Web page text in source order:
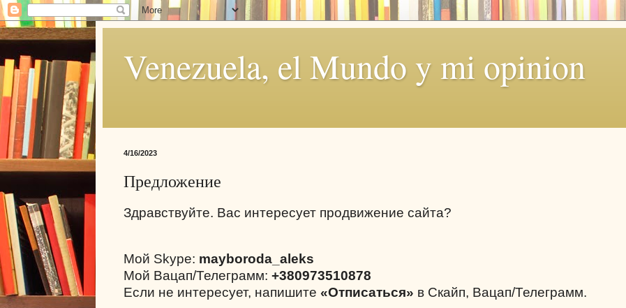
Venezuela, el Mundo y mi opinion
4/16/2023
Предложение
Здравствуйте. Вас интересует продвижение сайта?
Мой Skype: mayboroda_aleks
Мой Вацап/Телеграмм: +380973510878
Если не интересует, напишите «Отписаться» в Скайп, Вацап/Телеграмм.